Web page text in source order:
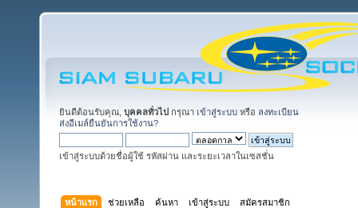
ยินดีต้อนรับคุณ, บุคคลทั่วไป กรุณา เข้าสู่ระบบ หรือ ลงทะเบียน
ส่งอีเมล์ยืนยันการใช้งาน?
เข้าสู่ระบบด้วยชื่อผู้ใช้ รหัสผ่าน และระยะเวลาในเซสชั่น
หน้าแรก ช่วยเหลือ ค้นหา เข้าสู่ระบบ สมัครสมาชิก